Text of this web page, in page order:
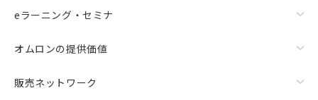
eラーニング・セミナ
オムロンの提供価値
販売ネットワーク